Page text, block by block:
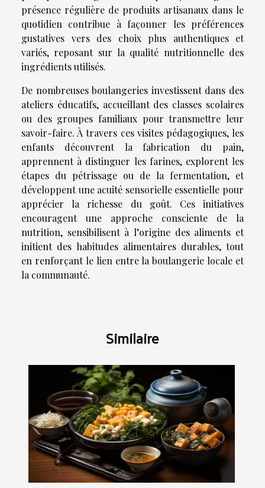
présence régulière de produits artisanaux dans le
quotidien contribue à façonner les préférences
gustatives vers des choix plus authentiques et
variés, reposant sur la qualité nutritionnelle des
ingrédients utilisés.
De nombreuses boulangeries investissent dans des
ateliers éducatifs, accueillant des classes scolaires
ou des groupes familiaux pour transmettre leur
savoir-faire. À travers ces visites pédagogiques, les
enfants découvrent la fabrication du pain,
apprennent à distinguer les farines, explorent les
étapes du pétrissage ou de la fermentation, et
développent une acuité sensorielle essentielle pour
apprécier la richesse du goût. Ces initiatives
encouragent une approche consciente de la
nutrition, sensibilisent à l’origine des aliments et
initient des habitudes alimentaires durables, tout
en renforçant le lien entre la boulangerie locale et
la communauté.
Similaire